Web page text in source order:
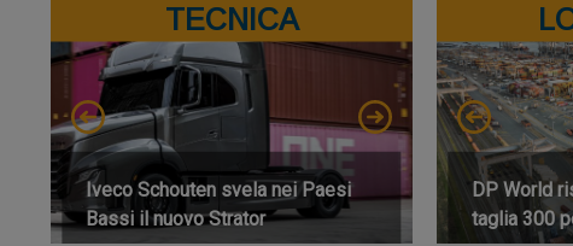
TECNICA
Iveco Schouten svela nei Paesi
Bassi il nuovo Strator
DP World
taglia 300